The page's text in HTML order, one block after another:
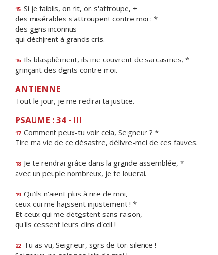
15 Si je faiblis, on rit, on s'attroupe, +
des misérables s'attroupent contre moi : *
des gens inconnus
qui déchirent à grands cris.
16 Ils blasphèment, ils me couvrent de sarcasmes, *
grinçant des dents contre moi.
ANTIENNE
Tout le jour, je me redirai ta justice.
PSAUME : 34 - III
17 Comment peux-tu voir cela, Seigneur ? *
Tire ma vie de ce désastre, délivre-moi de ces fauves.
18 Je te rendrai grâce dans la grande assemblée, *
avec un peuple nombreux, je te louerai.
19 Qu'ils n'aient plus à rire de moi,
ceux qui me haïssent injustement ! *
Et ceux qui me détestent sans raison,
qu'ils cessent leurs clins d'œil !
22 Tu as vu, Seigneur, sors de ton silence !